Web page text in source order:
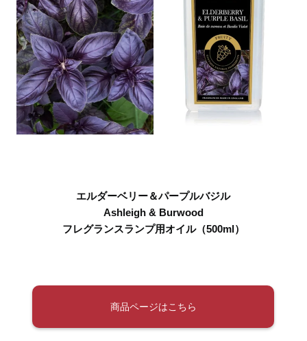
エルダーベリー＆パープルバジル
Ashleigh & Burwood
フレグランスランプ用オイル（500ml）
商品ページはこちら